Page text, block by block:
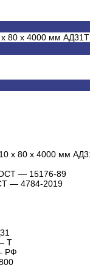
80 х 4000 мм АД31Т
— 15176-89
— 4784-2019
Т
РФ